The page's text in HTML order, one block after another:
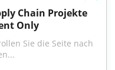
Chain Projekte
Only
Sie die Seite nach